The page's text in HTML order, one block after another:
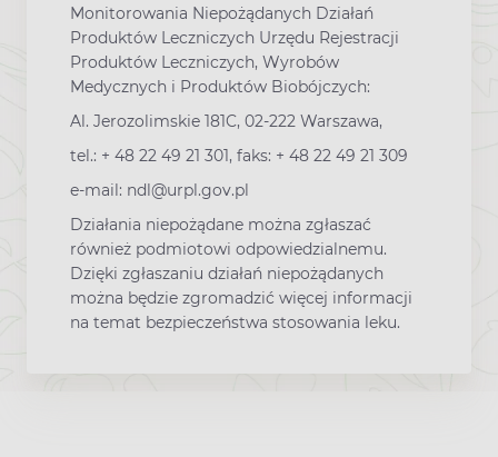
Monitorowania Niepożądanych Działań
Produktów Leczniczych Urzędu Rejestracji
Produktów Leczniczych, Wyrobów
Medycznych i Produktów Biobójczych:
Al. Jerozolimskie 181C, 02-222 Warszawa,
tel.: + 48 22 49 21 301, faks: + 48 22 49 21 309
e-mail: ndl@urpl.gov.pl
Działania niepożądane można zgłaszać
również podmiotowi odpowiedzialnemu.
Dzięki zgłaszaniu działań niepożądanych
można będzie zgromadzić więcej informacji
na temat bezpieczeństwa stosowania leku.